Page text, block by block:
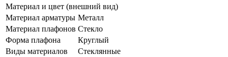
Материал и цвет (внешний вид)
Материал арматуры Металл
Материал плафонов Стекло
Форма плафона
Круглый
Виды материалов
Стеклянные